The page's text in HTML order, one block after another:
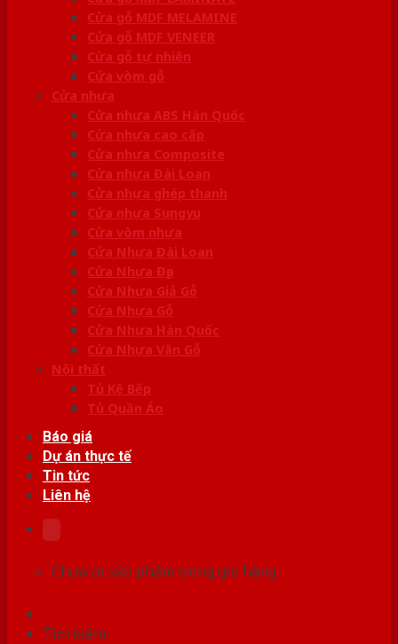
Cửa gỗ MDF MELAMINE
Cửa gỗ MDF VENEER
Cửa gỗ tự nhiên
Cửa vòm gỗ
Cửa nhựa
Cửa nhựa ABS Hàn Quốc
Cửa nhựa cao cấp
Cửa nhựa Composite
Cửa nhựa Đài Loan
Cửa nhựa ghép thanh
Cửa nhựa Sungyu
Cửa vòm nhựa
Cửa Nhựa Đài Loan
Cửa Nhựa Đẹp
Cửa Nhựa Giả Gỗ
Cửa Nhựa Gỗ
Cửa Nhựa Hàn Quốc
Cửa Nhựa Vân Gỗ
Nội thất
Tủ Kệ Bếp
Tủ Quần Áo
Báo giá
Dự án thực tế
Tin tức
Liên hệ
Chưa có sản phẩm trong giỏ hàng.
Tìm kiếm: